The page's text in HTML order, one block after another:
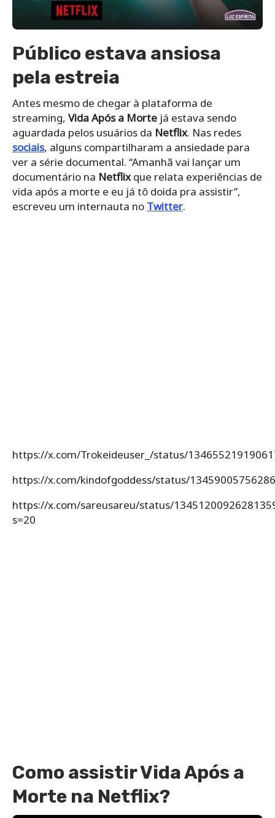
Público estava ansiosa
pela estreia
Antes mesmo de chegar à plataforma de
streaming, Vida Após a Morte já estava sendo
aguardada pelos usuários da Netflix. Nas redes
sociais, alguns compartilharam a ansiedade para
ver a série documental. “Amanhã vai lançar um
documentário na Netflixque relata experiências de
vida após a morte e eu já tô doida pra assistir”,
escreveu um internauta no Twitter.
https://x.com/Trokeideuser_/status/
https://x.com/kindofgoddess/status/
https://x.com/sareusareu/status/
s=20
Como assistir Vida Após a
Morte na Netflix?